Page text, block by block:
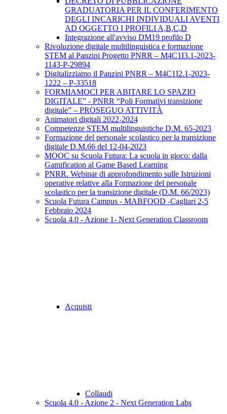
GRADUATORIA PER IL CONFERIMENTO
DEGLI INCARICHI INDIVIDUALI AVENTI
AD OGGETTO I PROFILI A,B,C,D
Integrazione all'avviso DM19 profilo D
Rivoluzione digitale multilinguistica e formazione
STEM al Panzini Progetto PNRR – M4C1I3.1-2023-
1143-P-29894
Digitalizziamo il Panzini PNRR – M4C1I2.1-2023-
1222 – P-33518
FORMIAMOCI PER ABITARE LO SPAZIO
DIGITALE” - PNRR “Poli Formativi transizione
digitale” – PROSEGUO ATTIVITÀ
Animatori digitali 2022-2024
Competenze STEM multilinguistiche D.M. 65-2023
Formazione del personale scolastico per la transizione
digitale D.M.66 del 12-04-2023
MOOC su Scuola Futura: La scuola in gioco: dalla
Gamification al Game Based Learning
PNRR. Webinar di approfondimento sulle Istruzioni
operative relative alla Formazione del personale
scolastico per la transizione digitale (D.M. 66/2023)
Scuola Futura Campus - MABFOOD -Cagliari 2-5
Febbraio 2024
Scuola 4.0 - Azione 1- Next Generation Classroom
Acquisti
Collaudi
Scuola 4.0 - Azione 2 - Next Generation Labs